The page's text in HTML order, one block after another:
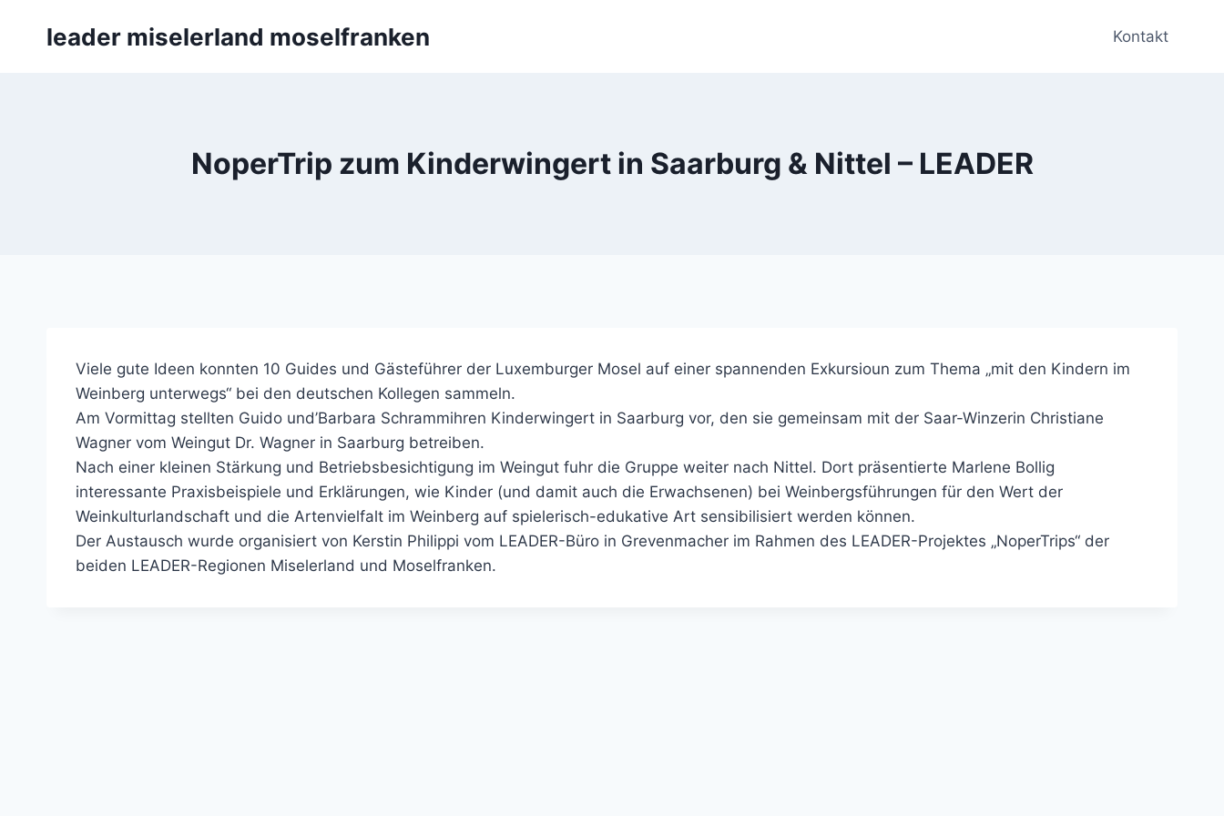
leader miselerland moselfranken Kontakt
NoperTrip zum Kinderwingert in Saarburg & Nittel – LEADER
Viele gute Ideen konnten 10 Guides und Gästeführer der Luxemburger Mosel auf einer spannenden Exkursioun zum Thema „mit den Kindern im
Weinberg unterwegs“ bei den deutschen Kollegen sammeln.
Am Vormittag stellten Guido und’Barbara Schrammihren Kinderwingert in Saarburg vor, den sie gemeinsam mit der Saar-Winzerin Christiane
Wagner vom Weingut Dr. Wagner in Saarburg betreiben.
Nach einer kleinen Stärkung und Betriebsbesichtigung im Weingut fuhr die Gruppe weiter nach Nittel. Dort präsentierte Marlene Bollig
interessante Praxisbeispiele und Erklärungen, wie Kinder (und damit auch die Erwachsenen) bei Weinbergsführungen für den Wert der
Weinkulturlandschaft und die Artenvielfalt im Weinberg auf spielerisch-edukative Art sensibilisiert werden können.
Der Austausch wurde organisiert von Kerstin Philippi vom LEADER-Büro in Grevenmacher im Rahmen des LEADER-Projektes „NoperTrips“ der
beiden LEADER-Regionen Miselerland und Moselfranken.